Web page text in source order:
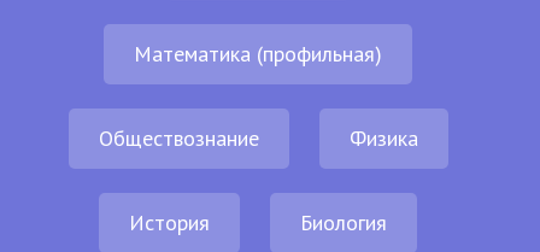
Математика (профильная)
Обществознание Физика
История Биология